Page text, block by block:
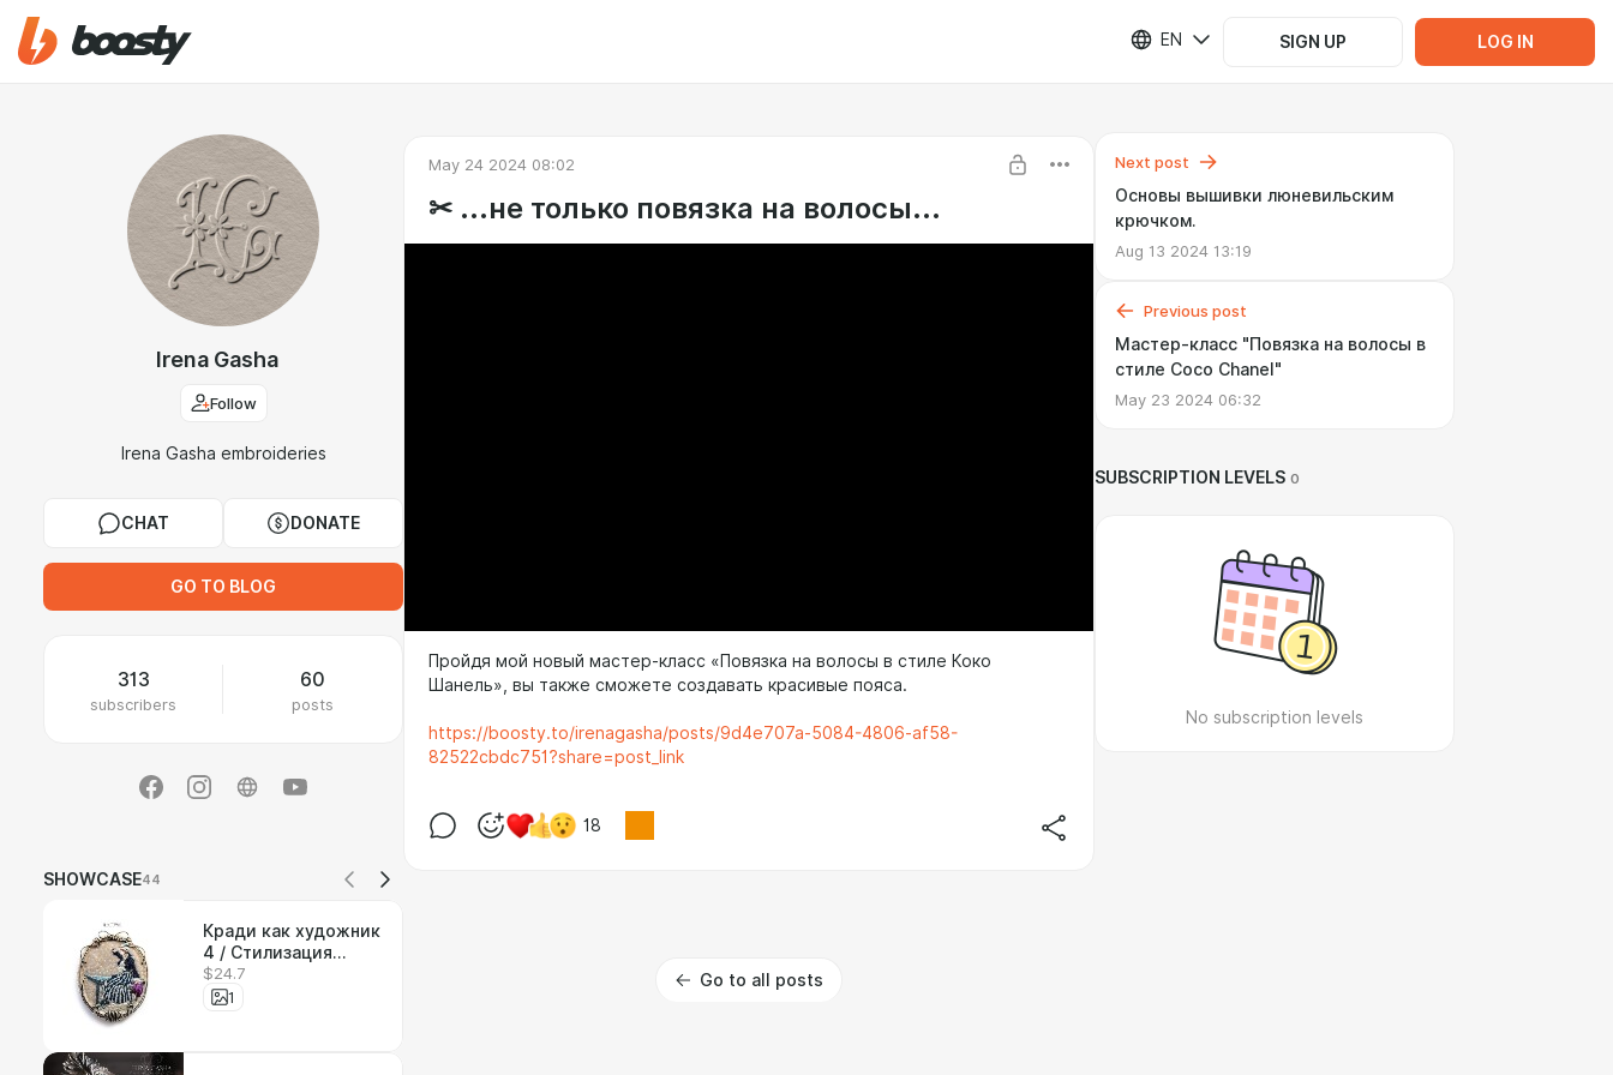
EN SIGN UP LOG IN
Irena Gasha
Follow
Irena Gasha embroideries
CHAT DONATE
GO TO BLOG
313
subscribers
60
posts
SHOWCASE44
Кради как художник
4 / Стилизация
картины
$24.7
1
May 24 2024 08:02
✂︎ ...не только повязка на волосы...
Пройдя мой новый мастер-класс «Повязка на волосы в стиле Коко
Шанель», вы также сможете создавать красивые пояса.
https://boosty.to/irenagasha/posts/9d4e707a-5084-4806-af58-
82522cbdc751?share=post_link
18
Go to all posts
Next post
Основы вышивки люневильским
крючком.
Aug 13 2024 13:19
Previous post
Мастер-класс "Повязка на волосы в
стиле Coco Chanel"
May 23 2024 06:32
SUBSCRIPTION LEVELS 0
No subscription levels